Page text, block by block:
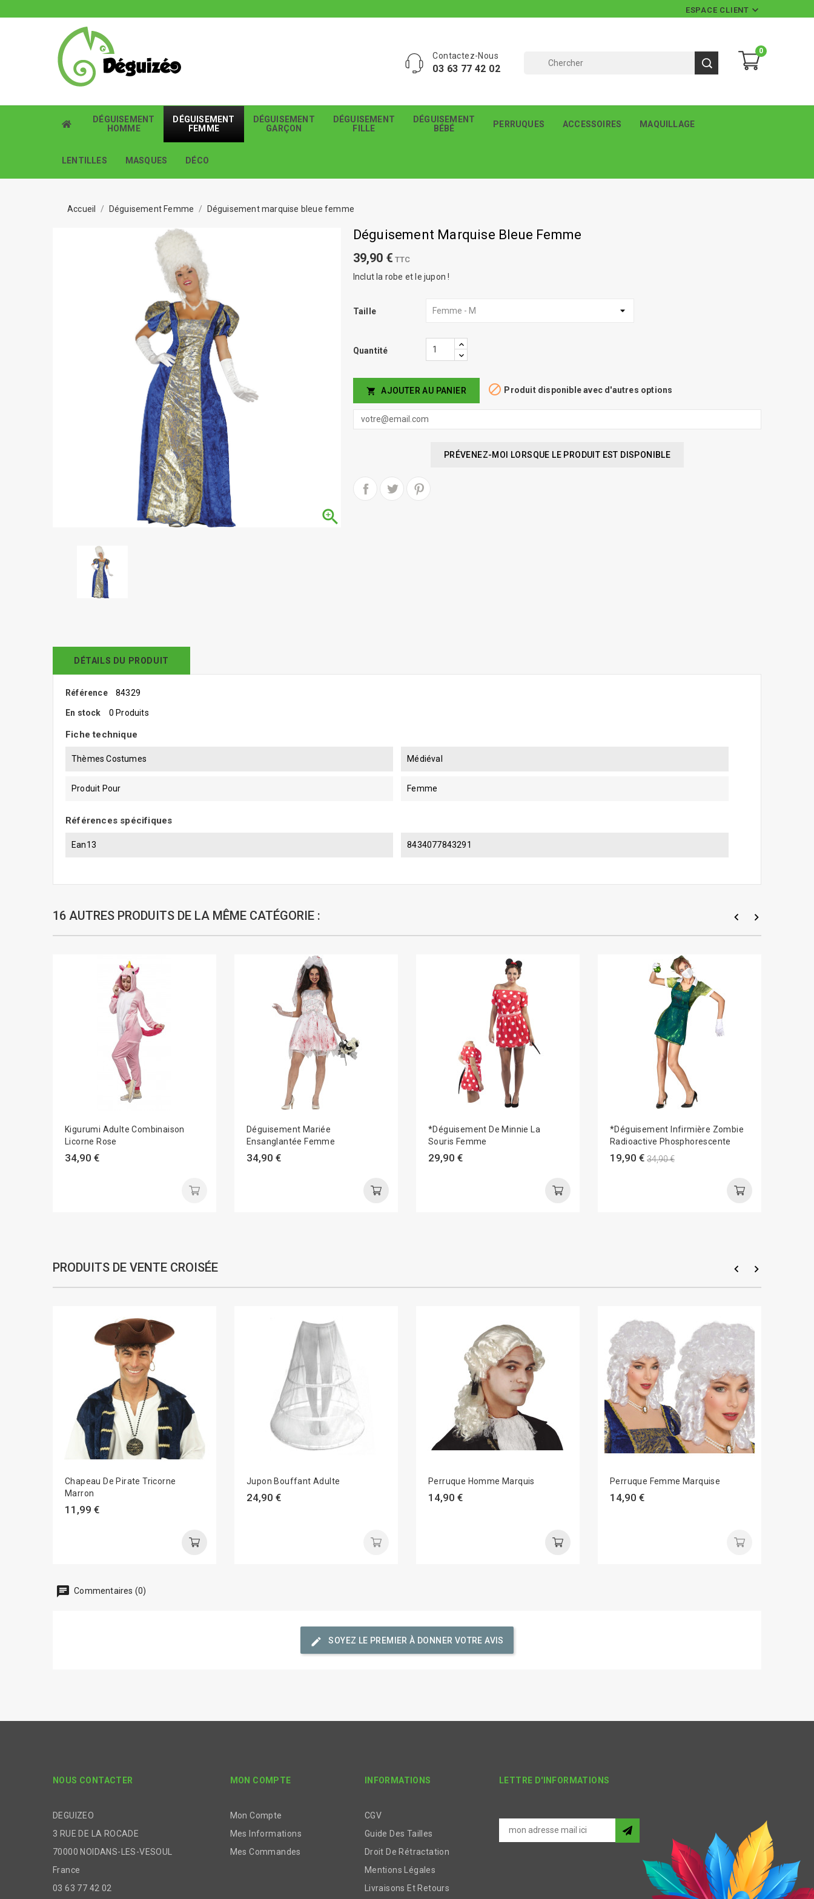
ESPACE CLIENT 
0
Contactez-Nous
03 63 77 42 02
DÉGUISEMENT
HOMME
DÉGUISEMENT
FEMME
DÉGUISEMENT
GARÇON
DÉGUISEMENT
FILLE
DÉGUISEMENT
BÉBÉ
PERRUQUES ACCESSOIRES MAQUILLAGE
LENTILLES MASQUES DÉCO
Accueil Déguisement Femme Déguisement marquise bleue femme

Déguisement Marquise Bleue Femme
39,90 € TTC
Inclut la robe et le jupon !
Taille
Quantité
 AJOUTER AU PANIER  Produit disponible avec d'autres options
PRÉVENEZ-MOI LORSQUE LE PRODUIT EST DISPONIBLE
DÉTAILS DU PRODUIT
Référence 84329
En stock 0 Produits
Fiche technique
Thèmes Costumes Médiéval
Produit Pour Femme
Références spécifiques
Ean13 8434077843291
16 AUTRES PRODUITS DE LA MÊME CATÉGORIE :
Kigurumi Adulte Combinaison
Licorne Rose
34,90 €
Déguisement Mariée
Ensanglantée Femme
34,90 €
*Déguisement De Minnie La
Souris Femme
29,90 €
*Déguisement Infirmière Zombie
Radioactive Phosphorescente
19,90 € 34,90 €
PRODUITS DE VENTE CROISÉE
Chapeau De Pirate Tricorne
Marron
11,99 €
Jupon Bouffant Adulte
24,90 €
Perruque Homme Marquis
14,90 €
Perruque Femme Marquise
14,90 €
chat Commentaires (0)
edit SOYEZ LE PREMIER À DONNER VOTRE AVIS
NOUS CONTACTER
DEGUIZEO
3 RUE DE LA ROCADE
70000 NOIDANS-LES-VESOUL
France
03 63 77 42 02
MON COMPTE
Mon Compte
Mes Informations
Mes Commandes
INFORMATIONS
CGV
Guide Des Tailles
Droit De Rétractation
Mentions Légales
Livraisons Et Retours
LETTRE D'INFORMATIONS